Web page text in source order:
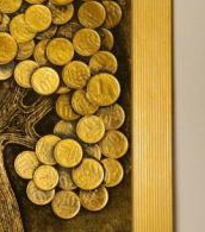
Интересные поделки
Поделка из природного
материала